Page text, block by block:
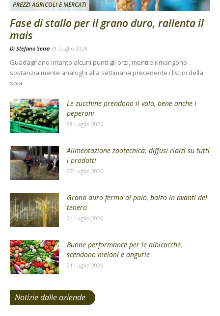
PREZZI AGRICOLI E MERCATI
Fase di stallo per il grano duro, rallenta il
mais
Di Stefano Serra 31 Luglio 2026
Guadagnano intanto alcuni punti gli orzi, mentre rimangono
sostanzialmente analoghi alla settimana precedente i listini della
soia
Le zucchine prendono il volo, bene anche i
peperoni
28 Luglio 2026
Alimentazione zootecnica: diffusi rialzi su tutti
i prodotti
27 Luglio 2026
Grano duro fermo al palo, balzo in avanti del
tenero
24 Luglio 2026
Buone performance per le albicocche,
scendono meloni e angurie
21 Luglio 2026
Notizie dalle aziende